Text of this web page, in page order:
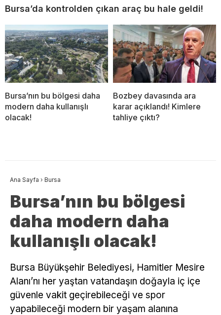
Bursa’da kontrolden çıkan araç bu hale geldi!
Bursa’nın bu bölgesi daha
modern daha kullanışlı
olacak!
Bozbey davasında ara
karar açıklandı! Kimlere
tahliye çıktı?
Ana Sayfa › Bursa
Bursa’nın bu bölgesi
daha modern daha
kullanışlı olacak!
Bursa Büyükşehir Belediyesi, Hamitler Mesire
Alanı’nı her yaştan vatandaşın doğayla iç içe
güvenle vakit geçirebileceği ve spor
yapabileceği modern bir yaşam alanına